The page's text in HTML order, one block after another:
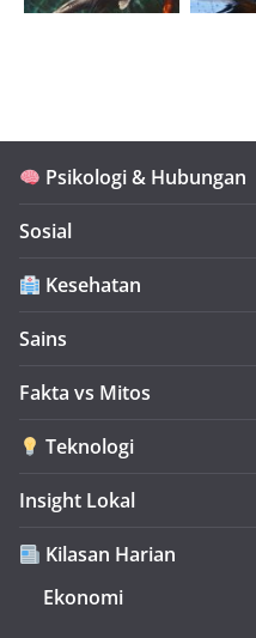
Psikologi & Hubungan
Sosial
Kesehatan
Sains
Fakta vs Mitos
Teknologi
Insight Lokal
Kilasan Harian
Ekonomi